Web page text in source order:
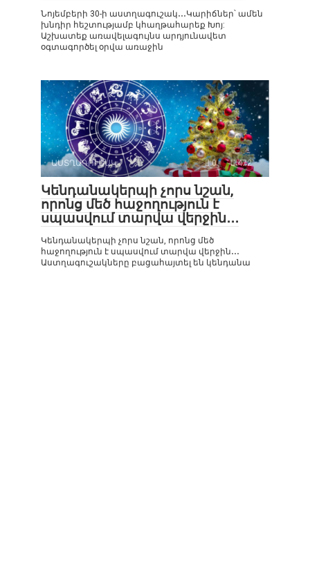
Նոյեմբերի 30-ի աստղագուշակ․․․Կարիճներ՝ ամեն
խնդիր հեշտությամբ կհաղթահարեք Խոյ:
Աշխատեք առավելագույնս արդյունավետ
օգտագործել օրվա առաջին
ԱՍՏՂԱԳՈՒՇԱԿ 0 472
Կենդանակերպի չորս նշան,
որոնց մեծ հաջողություն է
սպասվում տարվա վերջին․․․
Կենդանակերպի չորս նշան, որոնց մեծ
հաջողություն է սպասվում տարվա վերջին․․․
Աստղագուշակները բացահայտել են կենդանա